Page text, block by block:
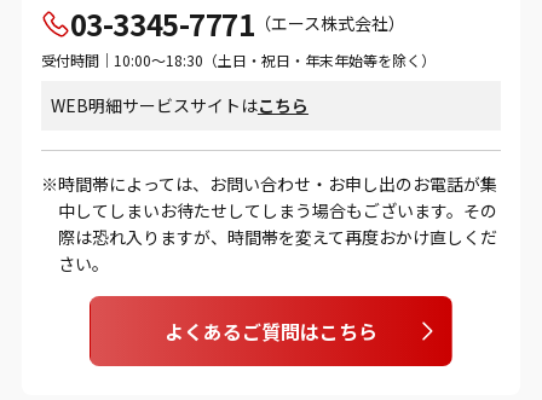
03-3345-7771 （エース株式会社）
受付時間｜10:00～18:30（土日・祝日・年末年始等を除く）
WEB明細サービスサイトはこちら
時間帯によっては、お問い合わせ・お申し出のお電話が集
中してしまいお待たせしてしまう場合もございます。その
際は恐れ入りますが、時間帯を変えて再度おかけ直しくだ
さい。
よくあるご質問はこちら